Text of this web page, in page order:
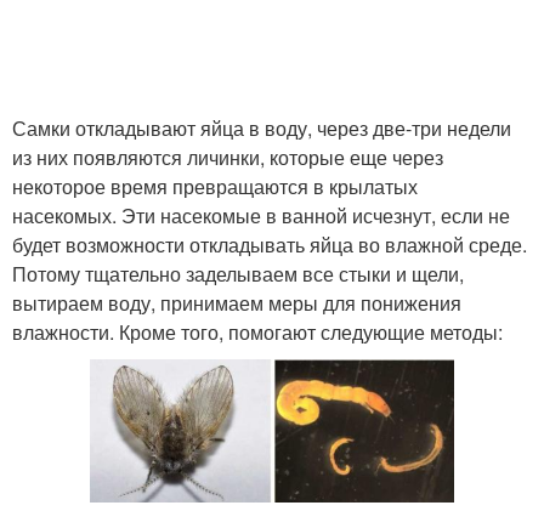
Самки откладывают яйца в воду, через две-три недели
из них появляются личинки, которые еще через
некоторое время превращаются в крылатых
насекомых. Эти насекомые в ванной исчезнут, если не
будет возможности откладывать яйца во влажной среде.
Потому тщательно заделываем все стыки и щели,
вытираем воду, принимаем меры для понижения
влажности. Кроме того, помогают следующие методы: